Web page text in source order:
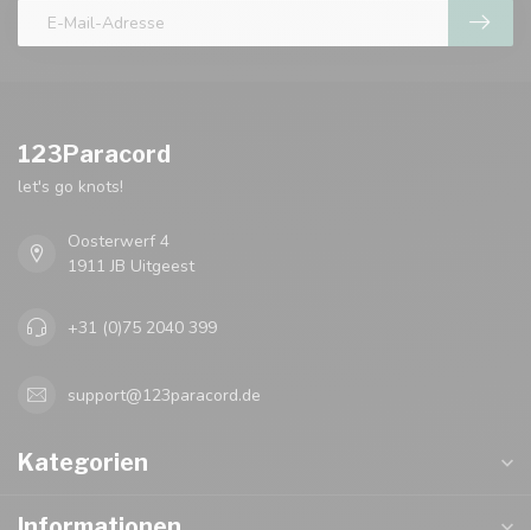
123Paracord
let's go knots!
Oosterwerf 4
1911 JB Uitgeest
+31 (0)75 2040 399
support@123paracord.de
Kategorien